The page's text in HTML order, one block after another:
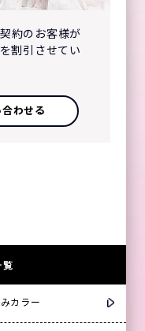
約のお客様が
割引させてい
わせる
カラー